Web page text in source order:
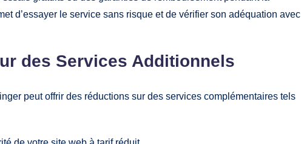
d’essayer le service sans risque et de vérifier son adéquation avec
des Services Additionnels
peut offrir des réductions sur des services complémentaires tels